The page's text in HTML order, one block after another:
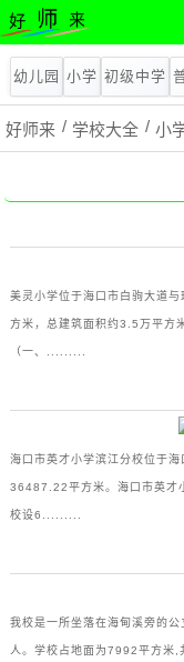
幼儿园 小学 初级中学
好师来 学校大全 小
美灵小学位于海口市白驹大道
方米，总建筑面积约3.5万平方
（一、.........
海口市英才小学滨江分校位于
36487.22平方米。海口市英才
校设6.........
我校是一所坐落在海甸溪旁的
人。学校占地面为7992平方米,